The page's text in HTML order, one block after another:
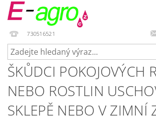
730516521
ŠKŮDCI POKOJOVÝCH
NEBO ROSTLIN
SKLEPĚ NEBO V ZIMNÍ